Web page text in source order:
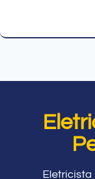
Eletricista